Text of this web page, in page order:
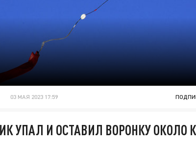
03 МАЯ 2023 17:59
УПАЛ И ОСТАВИЛ ВОРОНКУ ОКОЛО